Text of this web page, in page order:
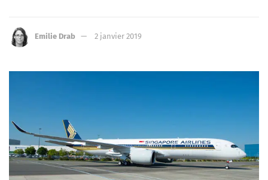
Emilie Drab 2 janvier 2019